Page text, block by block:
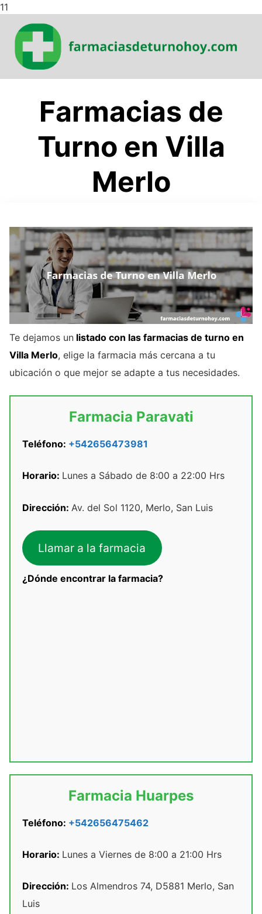
11
contenido
Farmacias de
Turno en Villa
Merlo
Te dejamos un listado con las farmacias de turno en
Villa Merlo, elige la farmacia más cercana a tu
ubicación o que mejor se adapte a tus necesidades.
Farmacia Paravati
Teléfono: +542656473981
Horario: Lunes a Sábado de 8:00 a 22:00 Hrs
Dirección: Av. del Sol 1120, Merlo, San Luis
Llamar a la farmacia
¿Dónde encontrar la farmacia?
Farmacia Huarpes
Teléfono: +542656475462
Horario: Lunes a Viernes de 8:00 a 21:00 Hrs
Dirección: Los Almendros 74, D5881 Merlo, San
Luis